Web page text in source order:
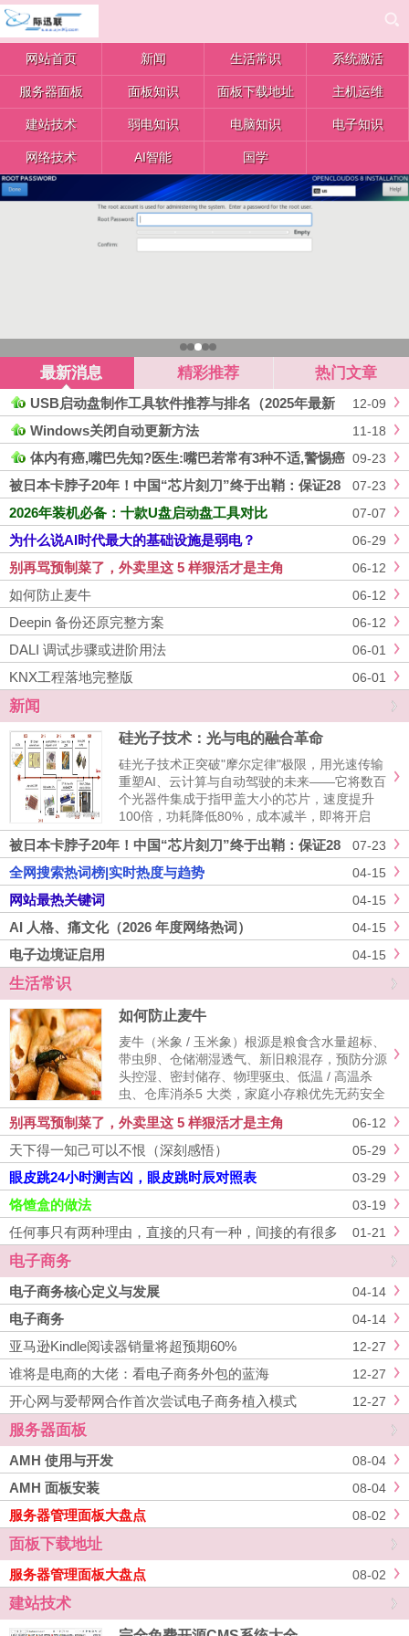
网站首页 新闻 生活常识 系统激活
服务器面板 面板知识 面板下载地址 主机运维
建站技术 弱电知识 电脑知识 电子知识
网络技术 AI智能 国学
最新消息 精彩推荐 热门文章
12-09
USB启动盘制作工具软件推荐与排名（2025年最新
版）
11-18
Windows关闭自动更新方法
09-23
体内有癌,嘴巴先知?医生:嘴巴若常有3种不适,警惕癌
症在靠近
07-23
被日本卡脖子20年！中国“芯片刻刀”终于出鞘：保证28
nm及以下先进制程
07-07
2026年装机必备：十款U盘启动盘工具对比
06-29
为什么说AI时代最大的基础设施是弱电？
06-12
别再骂预制菜了，外卖里这 5 样狠活才是主角
06-12
如何防止麦牛
06-12
Deepin 备份还原完整方案
06-01
DALI 调试步骤或进阶用法
06-01
KNX工程落地完整版
新闻
硅光子技术：光与电的融合革命
硅光子技术正突破"摩尔定律"极限，用光速传输
重塑AI、云计算与自动驾驶的未来——它将数百
个光器件集成于指甲盖大小的芯片，速度提升
100倍，功耗降低80%，成本减半，即将开启
Zettabyte时代的新纪元。 ——从原理到应用的
全景解析引言在数字化浪潮席卷全球......
07-23
被日本卡脖子20年！中国“芯片刻刀”终于出鞘：保证28
nm及以下先进制程
04-15
全网搜索热词榜|实时热度与趋势
04-15
网站最热关键词
04-15
AI 人格、痛文化（2026 年度网络热词）
04-15
电子边境证启用
生活常识
如何防止麦牛
麦牛（米象 / 玉米象）根源是粮食含水量超标、
带虫卵、仓储潮湿透气、新旧粮混存，预防分源
头控湿、密封储存、物理驱虫、低温 / 高温杀
虫、仓库消杀5 大类，家庭小存粮优先无药安全
方案，大批量储粮配套规范药剂防护。米象（麦
牛）储粮麦牛一、源头预处理（最关键，从根杜
绝）1. 严格晒干控......
06-12
别再骂预制菜了，外卖里这 5 样狠活才是主角
05-29
天下得一知己可以不恨（深刻感悟）
03-29
眼皮跳24小时测吉凶，眼皮跳时辰对照表
03-19
饹馇盒的做法
01-21
任何事只有两种理由，直接的只有一种，间接的有很多
种
电子商务
04-14
电子商务核心定义与发展
04-14
电子商务
12-27
亚马逊Kindle阅读器销量将超预期60%
12-27
谁将是电商的大佬：看电子商务外包的蓝海
12-27
开心网与爱帮网合作首次尝试电子商务植入模式
服务器面板
08-04
AMH 使用与开发
08-04
AMH 面板安装
08-02
服务器管理面板大盘点
面板下载地址
08-02
服务器管理面板大盘点
建站技术